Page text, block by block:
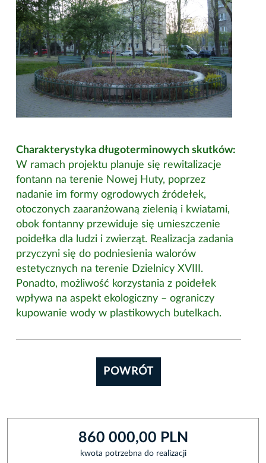
Charakterystyka długoterminowych skutków:
W ramach projektu planuje się rewitalizacje
fontann na terenie Nowej Huty, poprzez
nadanie im formy ogrodowych źródełek,
otoczonych zaaranżowaną zielenią i kwiatami,
obok fontanny przewiduje się umieszczenie
poidełka dla ludzi i zwierząt. Realizacja zadania
przyczyni się do podniesienia walorów
estetycznych na terenie Dzielnicy XVIII.
Ponadto, możliwość korzystania z poidełek
wpływa na aspekt ekologiczny – ograniczy
kupowanie wody w plastikowych butelkach.
POWRÓT
860 000,00 PLN
kwota potrzebna do realizacji